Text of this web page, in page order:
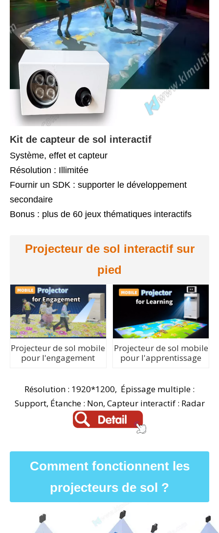
Kit de capteur de sol interactif
Système, effet et capteur
Résolution : Illimitée
Fournir un SDK : supporter le développement
secondaire
Bonus : plus de 60 jeux thématiques interactifs
Projecteur de sol interactif sur
pied
Projecteur de sol mobile
pour l'engagement
Projecteur de sol mobile
pour l'apprentissage
Résolution : 1920*1200, Épissage multiple :
Support, Étanche : Non, Capteur interactif : Radar
Comment fonctionnent les
projecteurs de sol ?